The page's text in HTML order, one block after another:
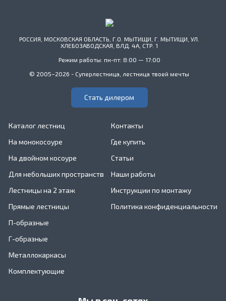
РОССИЯ, МОСКОВСКАЯ ОБЛАСТЬ, Г.О. МЫТИЩИ, Г. МЫТИЩИ, УЛ.
ХЛЕБОЗАВОДСКАЯ, ВЛД. 4А, СТР. 1
Режим работы: пн-пт: 8:00 — 17:00
© 2005–2026 - Суперлестница, лестница твоей мечты
Стать дилером
Каталог лестниц
На монокосоуре
На двойном косоуре
Для небольших пространств
Лестницы на 2 этаж
Прямые лестницы
П-образные
Г-образные
Металлокаркасы
Комплектующие
Контакты
Где купить
Статьи
Наши работы
Инструкции по монтажу
Политика конфиденциальности